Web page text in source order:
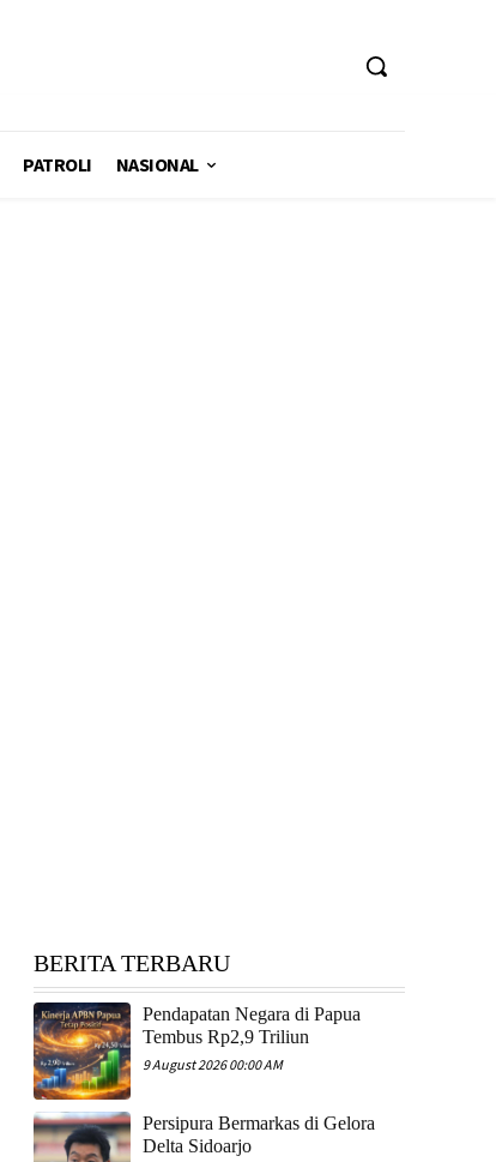
PATROLI NASIONAL
BERITA TERBARU
Pendapatan Negara di Papua
Tembus Rp2,9 Triliun
9 August 2026 00:00 AM
Persipura Bermarkas di Gelora
Delta Sidoarjo